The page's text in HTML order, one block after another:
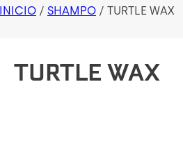
INICIO / SHAMPO / TURTLE WAX
TURTLE WAX